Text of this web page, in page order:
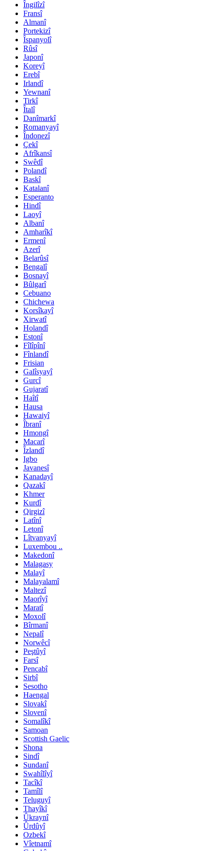
Îngilîzî
Fransî
Almanî
Portekizî
Îspanyolî
Rûsî
Japonî
Koreyî
Erebî
Irlandî
Yewnanî
Tirkî
Îtalî
Danîmarkî
Romanyayî
Îndonezî
Çekî
Afrîkansî
Swêdî
Polandî
Baskî
Katalanî
Esperanto
Hindî
Laoyî
Albanî
Amharîkî
Ermenî
Azerî
Belarûsî
Bengalî
Bosnayî
Bûlgarî
Cebuano
Chichewa
Korsîkayî
Xirwatî
Holandî
Estonî
Fîlîpînî
Fînlandî
Frisian
Galîsyayî
Gurcî
Gujaratî
Haîtî
Hausa
Hawaiyî
Îbranî
Hmongî
Macarî
Îzlandî
Igbo
Javanesî
Kanadayî
Qazakî
Khmer
Kurdî
Qirgizî
Latînî
Letonî
Lîtvanyayî
Luxembou ..
Makedonî
Malagasy
Malayî
Malayalamî
Maltezî
Maorîyî
Maratî
Moxolî
Bîrmanî
Nepalî
Norwêcî
Peştûyî
Farsî
Pencabî
Sirbî
Sesotho
Haengal
Slovakî
Slovenî
Somalîkî
Samoan
Scottish Gaelic
Shona
Sindî
Sundanî
Swahîlîyî
Tacîkî
Tamîlî
Teluguyî
Thayîkî
Ûkraynî
Ûrdûyî
Ozbekî
Vîetnamî